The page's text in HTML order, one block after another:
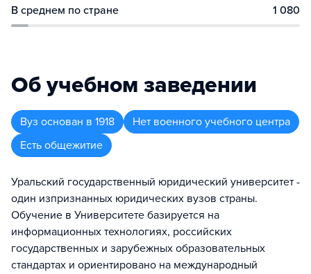
В среднем по стране 1 080
Об учебном заведении
Вуз основан в 1918
Нет военного учебного центра
Есть общежитие
Уральский государственный юридический университет -
один изпризнанных юридических вузов страны.
Обучение в Университете базируется на
информационных технологиях, российских
государственных и зарубежных образовательных
стандартах и ориентировано на международный